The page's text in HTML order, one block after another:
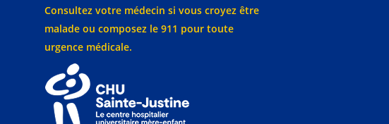
Consultez votre médecin si vous croyez être
malade ou composez le 911 pour toute
urgence médicale.